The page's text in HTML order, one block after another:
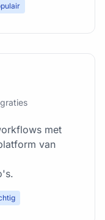
met
van